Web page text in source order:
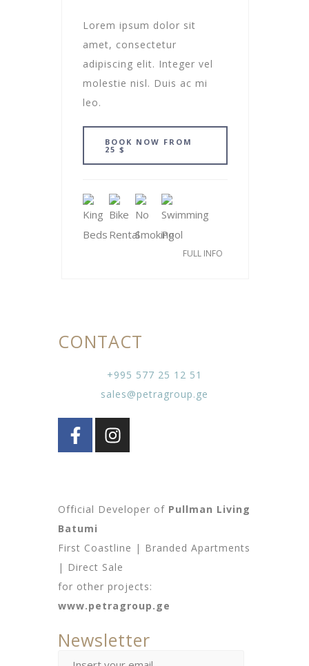
Lorem ipsum dolor sit
amet, consectetur
adipiscing elit. Integer vel
molestie nisl. Duis ac mi
leo.
BOOK NOW FROM
25 $
FULL INFO
CONTACT
+995 577 25 12 51
sales@petragroup.ge
Official Developer of Pullman Living
Batumi
First Coastline | Branded Apartments
| Direct Sale
for other projects:
www.petragroup.ge
Newsletter